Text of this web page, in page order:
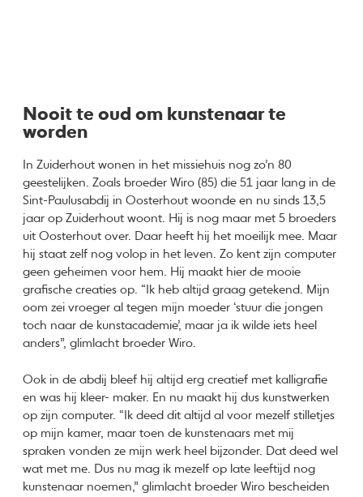
Nooit te oud om kunstenaar te
worden
In Zuiderhout wonen in het missiehuis nog zo’n 80
geestelijken. Zoals broeder Wiro (85) die 51 jaar lang in de
Sint-Paulusabdij in Oosterhout woonde en nu sinds 13,5
jaar op Zuiderhout woont. Hij is nog maar met 5 broeders
uit Oosterhout over. Daar heeft hij het moeilijk mee. Maar
hij staat zelf nog volop in het leven. Zo kent zijn computer
geen geheimen voor hem. Hij maakt hier de mooie
grafische creaties op. “Ik heb altijd graag getekend. Mijn
oom zei vroeger al tegen mijn moeder ‘stuur die jongen
toch naar de kunstacademie’, maar ja ik wilde iets heel
anders”, glimlacht broeder Wiro.
Ook in de abdij bleef hij altijd erg creatief met kalligrafie
en was hij kleer- maker. En nu maakt hij dus kunstwerken
op zijn computer. “Ik deed dit altijd al voor mezelf stilletjes
op mijn kamer, maar toen de kunstenaars met mij
spraken vonden ze mijn werk heel bijzonder. Dat deed wel
wat met me. Dus nu mag ik mezelf op late leeftijd nog
kunstenaar noemen,” glimlacht broeder Wiro bescheiden